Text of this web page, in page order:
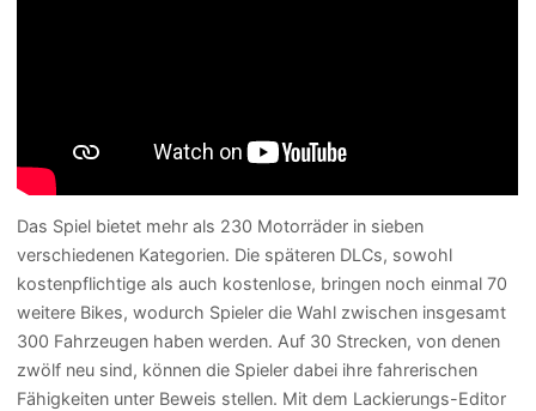
Das Spiel bietet mehr als 230 Motorräder in sieben
verschiedenen Kategorien. Die späteren DLCs, sowohl
kostenpflichtige als auch kostenlose, bringen noch einmal 70
weitere Bikes, wodurch Spieler die Wahl zwischen insgesamt
300 Fahrzeugen haben werden. Auf 30 Strecken, von denen
zwölf neu sind, können die Spieler dabei ihre fahrerischen
Fähigkeiten unter Beweis stellen. Mit dem Lackierungs-Editor